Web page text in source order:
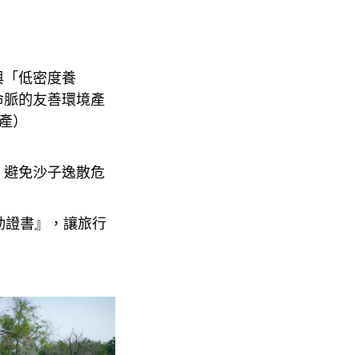
低密度養
的友善環境產
）
免沙子逸散危
證書』，讓旅行